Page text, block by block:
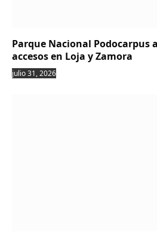
Parque Nacional Podocarpus
accesos en Loja y Zamora
julio 31, 2026